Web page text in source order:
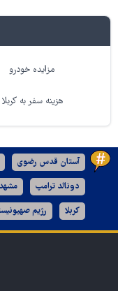
مزایده خودرو
هزینه سفر به کربلا
آستان قدس رضوی
دونالد ترامپ مشهد
کربلا رژیم